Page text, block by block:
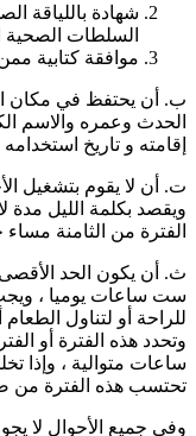
شهادة باللياقة
السلطات الصحية
موافقة كتابية
ب‌. أن يحتفظ في مكان
الحدث وعمره والاسم
إقامته و تاريخ
ت‌. أن لا يقوم بتشغيل
ويقصد بكلمة الليل
الفترة من الثامنة
ث‌. أن يكون الحد الأقصى
ست ساعات يوميا ،
للراحة أو لتناول
وتحدد هذه الفترة أو
ساعات متوالية ، وإذا
تحتسب هذه الفترة
وفي جميع الأحوال لا